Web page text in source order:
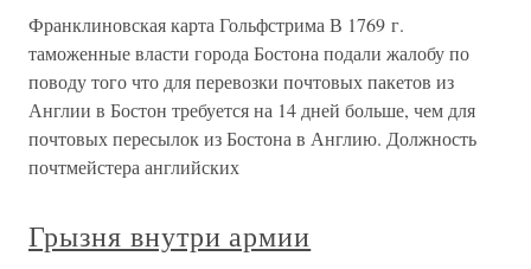
Франклиновская карта Гольфстрима В 1769 г.
таможенные власти города Бостона подали жалобу по
поводу того что для перевозки почтовых пакетов из
Англии в Бостон требуется на 14 дней больше, чем для
почтовых пересылок из Бостона в Англию. Должность
почтмейстера английских
Грызня внутри армии